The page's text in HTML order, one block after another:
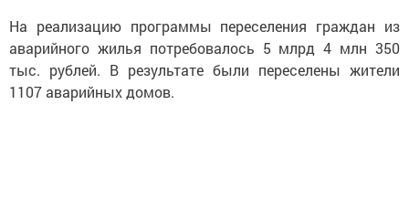
На реализацию программы переселения граждан из
аварийного жилья потребовалось 5 млрд 4 млн 350
тыс. рублей. В результате были переселены жители
1107 аварийных домов.